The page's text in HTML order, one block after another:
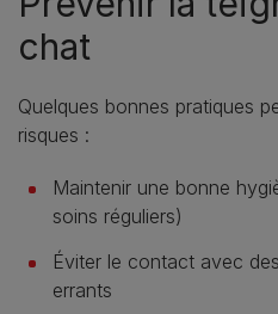
chat
Quelques bonnes pratiques
risques :
Maintenir une bonne
soins réguliers)
Éviter le contact avec
errants